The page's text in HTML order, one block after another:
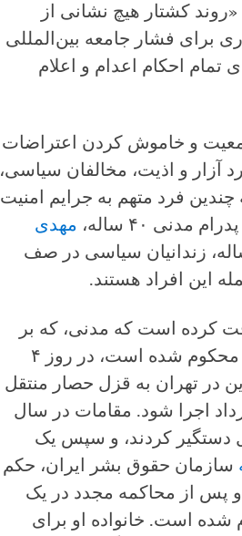
کشتار هیچ نشانی از
برای فشار جامعه بین‌المللی
احکام اعدام و اعلام
و خاموش کردن اعتراضات
آزار و اذیت، مخالفان سیاسی،
فرد متهم به جرایم امنیت
۴۰ ساله،
مهدی
ساله، زندانیان سیاسی در صف
این افراد هستند.
کرده است که مدنی، که بر
اساس اتهام مبهم «افساد فی الارض» به اعدام محکوم شده است، در روز ۴
در تهران به قزل حصار منتقل
و اعدام او ممکن است در روز ۷ خرداد اجرا شود. مقامات در سال
دستگیر کردند، و سپس یک
سازمان حقوق بشر ایران، حکم
پس از محاکمه مجدد در یک
شده است. خانواده او برای